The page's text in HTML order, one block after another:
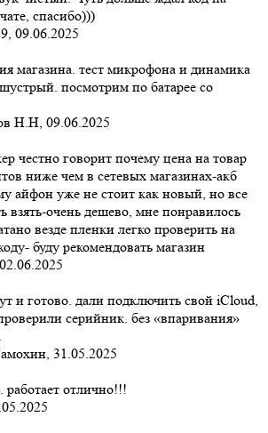
спасибо)))
, 09.06.2025
магазина. тест микрофона и динамика
посмотрим по батарее со
Н.Н, 09.06.2025
честно говорит почему цена на товар
ниже чем в сетевых магазинах-акб
айфон уже не стоит как новый, но все
взять-очень дешево, мне понравилось
везде пленки легко проверить на
буду рекомендовать магазин
02.06.2025
и готово. дали подключить свой iCloud,
серийник. без «впаривания»
, 31.05.2025
работает отлично!!!